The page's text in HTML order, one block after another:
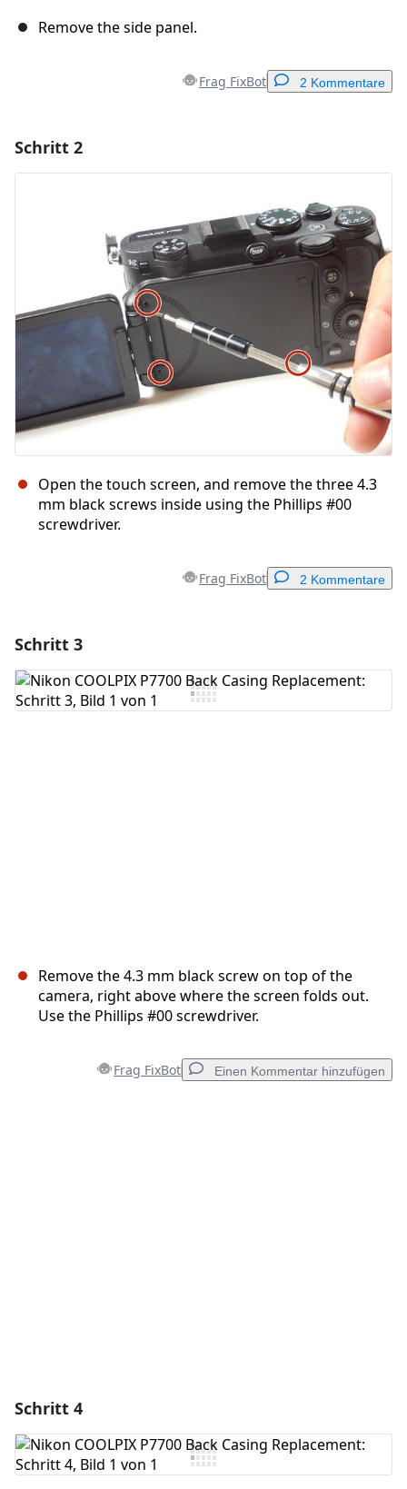
Remove the side panel.
Frag FixBot 2 Kommentare
Abbrechen Kommentieren
Schritt 2
Open the touch screen, and remove the three 4.3
mm black screws inside using the Phillips #00
screwdriver.
Frag FixBot 2 Kommentare
Kommentar hinzufügen
Schritt 3
Remove the 4.3 mm black screw on top of the
camera, right above where the screen folds out.
Use the Phillips #00 screwdriver.
Frag FixBot Einen Kommentar hinzufügen
Schritt 4